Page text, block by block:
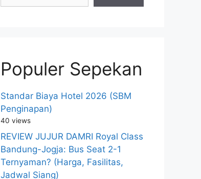
Populer Sepekan
Standar Biaya Hotel 2026 (SBM
Penginapan)
40 views
REVIEW JUJUR DAMRI Royal Class
Bandung-Jogja: Bus Seat 2-1
Ternyaman? (Harga, Fasilitas,
Jadwal Siang)